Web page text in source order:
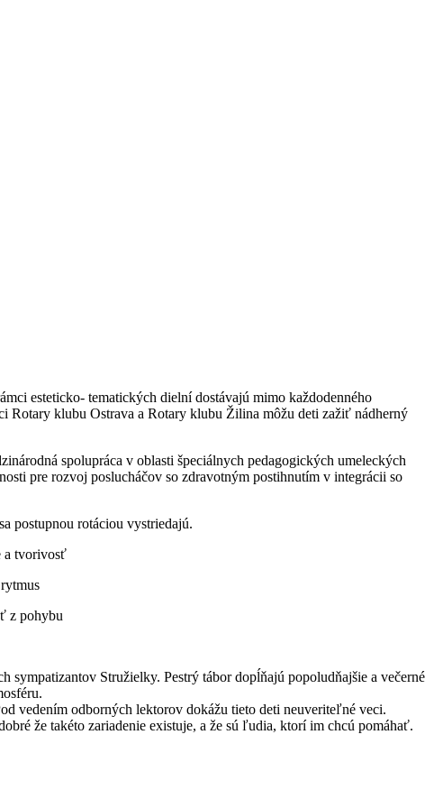
esteticko- tematických dielní dostávajú mimo každodenného
Rotary klubu Ostrava a Rotary klubu Žilina môžu deti zažiť nádherný
spolupráca v oblasti špeciálnych pedagogických umeleckých
pre rozvoj poslucháčov so zdravotným postihnutím v integrácii so
postupnou rotáciou vystriedajú.
a tvorivosť
z pohybu
Stružielky. Pestrý tábor dopĺňajú popoludňajšie a večerné
vedením odborných lektorov dokážu tieto deti neuveriteľné veci.
že takéto zariadenie existuje, a že sú ľudia, ktorí im chcú pomáhať.